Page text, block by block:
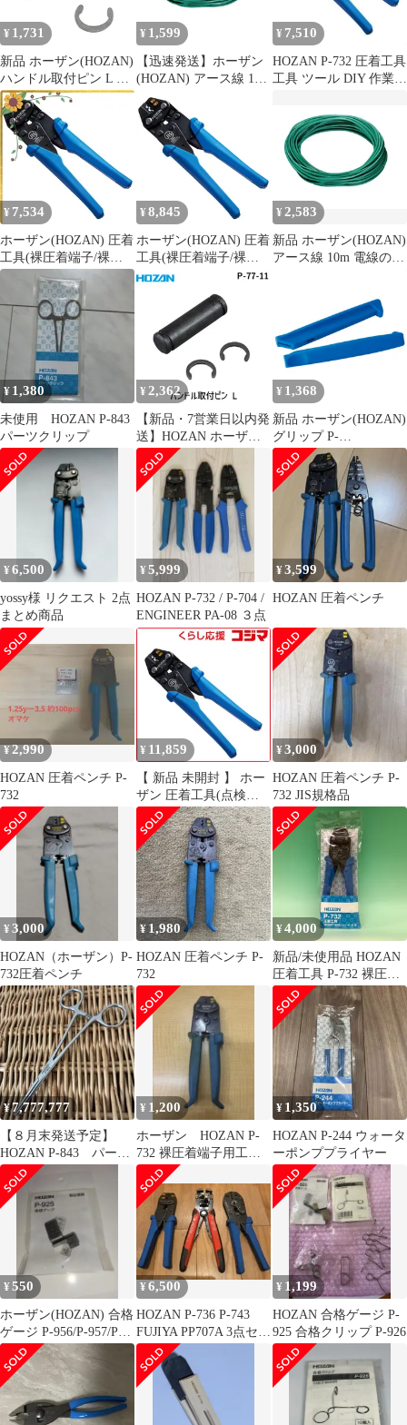
¥ 1,731
新品 ホーザン(HOZAN)
ハンドル取付ピン L 適
応機種:P-
707/715/722/732/733/736
/737/740/741/743 P-732-
¥ 1,599
【迅速発送】ホーザン
(HOZAN) アース線 10m
電線のみ 各種端子と組
み合わせてアース線の
自作に VSF 1.25sq F-
127-3 1
¥ 7,510
HOZAN P-732 圧着工具
工具 ツール DIY 作業工
¥ 7,534
ホーザン(HOZAN) 圧着
工具(裸圧着端子/裸圧
着スリーブ用) 圧着ペ
ンチ コンパクトタイプ
サイズ1.25/2 P-732 1
¥ 8,845
ホーザン(HOZAN) 圧着
工具(裸圧着端子/裸圧
着スリーブ用) 圧着ペ
ンチ コンパクトタイプ
サイズ1.25/2 P-732 0
¥ 2,583
新品 ホーザン(HOZAN)
アース線 10m 電線のみ
VSF 1.25sq F-127-3
¥ 1,380
未使用 HOZAN P-843
パーツクリップ
¥ 2,362
【新品・7営業日以内発
送】HOZAN ホーザン
P-77-11 ハンドル取付ピ
ン L P7711【沖縄離島
販売不可】
¥ 1,368
新品 ホーザン(HOZAN)
グリップ P-
960/963/967/968用 P-
960-2
¥6,500
yossy様 リクエスト 2点
まとめ商品
¥5,999
HOZAN P-732 / P-704 /
ENGINEER PA-08 ３点
¥3,599
HOZAN 圧着ペンチ
¥2,990
HOZAN 圧着ペンチ P-
732
¥ 11,859
【 新品 未開封 】 ホー
ザン 圧着工具(点検結
果表・成績表・チャー
ト付) P732TK 未使用
送料無料
¥3,000
HOZAN 圧着ペンチ P-
732 JIS規格品
¥3,000
HOZAN（ホーザン）P-
732圧着ペンチ
¥ 1,980
HOZAN 圧着ペンチ P-
732
¥4,000
新品/未使用品 HOZAN
圧着工具 P-732 裸圧着
端子・裸圧着スリーブ
(P・B)用
¥7,777,777
【８月末発送予定】
HOZAN P-843 パーツ
クリップ ロック付き
¥ 1,200
ホーザン HOZAN P-
732 裸圧着端子用工具
1.25sq〜2sq対応
¥ 1,350
HOZAN P-244 ウォータ
ーポンププライヤー
¥550
ホーザン(HOZAN) 合格
ゲージ P-956/P-957/P-
958用
¥6,500
HOZAN P-736 P-743
FUJIYA PP707A 3点セッ
ト
¥ 1,199
HOZAN 合格ゲージ P-
925 合格クリップ P-926